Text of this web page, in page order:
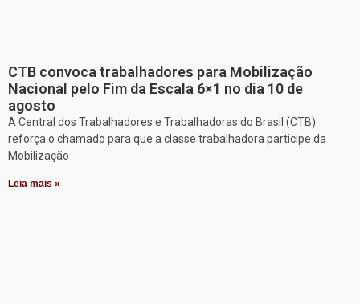
CTB convoca trabalhadores para Mobilização
Nacional pelo Fim da Escala 6×1 no dia 10 de
agosto
A Central dos Trabalhadores e Trabalhadoras do Brasil (CTB)
reforça o chamado para que a classe trabalhadora participe da
Mobilização
Leia mais »